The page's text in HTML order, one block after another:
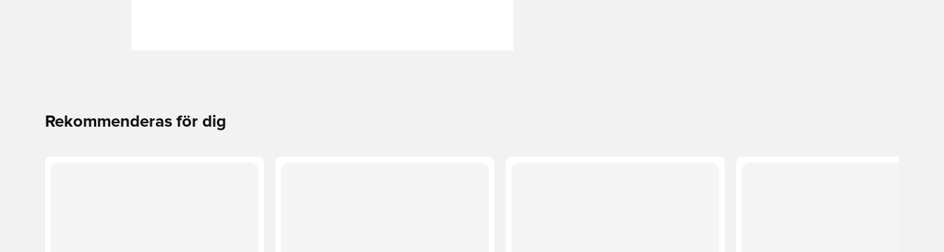
Rekommenderas för dig